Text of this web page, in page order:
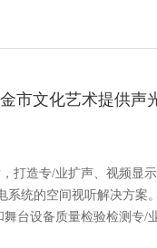
市文化艺术提供声
打造专/业扩声、视频显
系统的空间视听解决方案
台设备质量检验检测专/